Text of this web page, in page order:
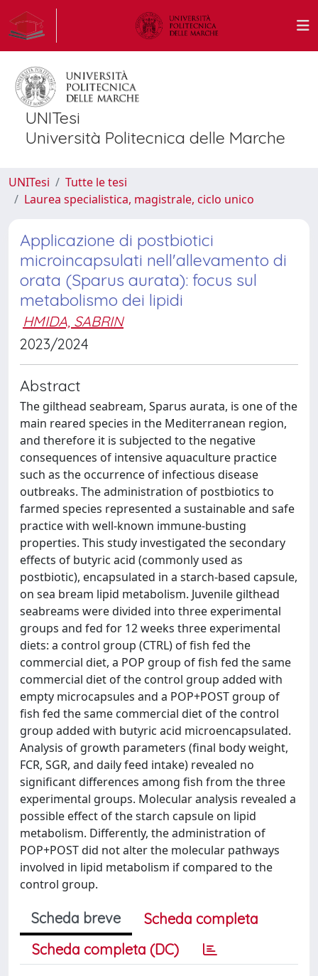
UNITesi
Università Politecnica delle Marche
UNITesi
Tutte le tesi
Laurea specialistica, magistrale, ciclo unico
Applicazione di postbiotici
microincapsulati nell'allevamento di
orata (Sparus aurata): focus sul
metabolismo dei lipidi
HMIDA, SABRIN
2023/2024
Abstract
The gilthead seabream, Sparus aurata, is one of the
main reared species in the Mediterranean region,
and therefore it is subjected to the negative
consequences of intensive aquaculture practice
such as the occurrence of infectious disease
outbreaks. The administration of postbiotics to
farmed species represented a sustainable and safe
practice with well-known immune-busting
properties. This study investigated the secondary
effects of butyric acid (commonly used as
postbiotic), encapsulated in a starch-based capsule,
on sea bream lipid metabolism. Juvenile gilthead
seabreams were divided into three experimental
groups and fed for 12 weeks three experimental
diets: a control group (CTRL) of fish fed the
commercial diet, a POP group of fish fed the same
commercial diet of the control group added with
empty microcapsules and a POP+POST group of
fish fed the same commercial diet of the control
group added with butyric acid microencapsulated.
Analysis of growth parameters (final body weight,
FCR, SGR, and daily feed intake) revealed no
significant differences among fish from the three
experimental groups. Molecular analysis revealed a
possible effect of the starch capsule on lipid
metabolism. Differently, the administration of
POP+POST did not alter the molecular pathways
involved in lipid metabolism if compared to the
control group.
Scheda breve
Scheda completa
Scheda completa (DC)